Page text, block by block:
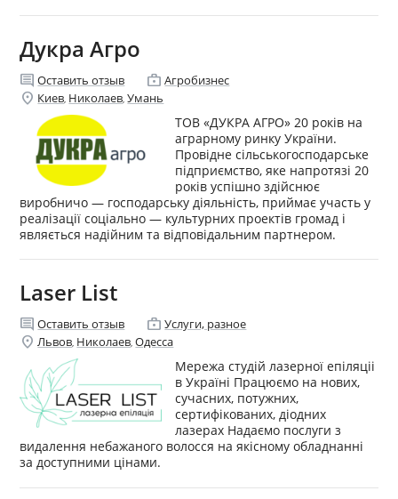
Дукра Агро
comment Оставить отзыв enterprise Агробизнес
location_on Киев, Николаев,Умань
ТОВ «ДУКРА АГРО» 20 років на
аграрному ринку України.
Провідне сільськогосподарське
підприємство, яке напротязі 20
років успішно здійснює
виробничо — господарську діяльність, приймає участь у
реалізації соціально — культурних проектів громад і
являється надійним та відповідальним партнером.
Laser List
comment Оставить отзыв enterprise Услуги, разное
location_on Львов, Николаев,Одесса
Мережа студій лазерної епіляціі
в Україні Працюємо на нових,
сучасних, потужних,
сертифікованих, діодних
лазерах Надаємо послуги з
видалення небажаного волосся на якісному обладнанні
за доступними цінами.